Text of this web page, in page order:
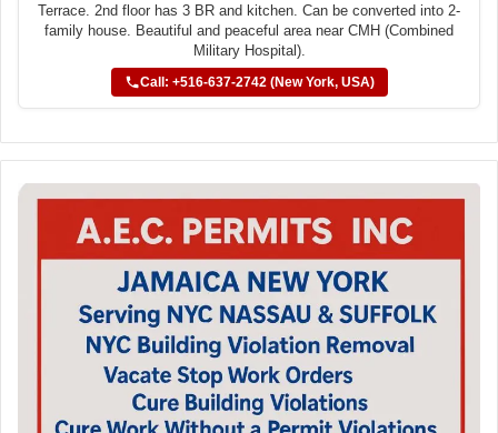
Terrace. 2nd floor has 3 BR and kitchen. Can be converted into 2-
family house. Beautiful and peaceful area near CMH (Combined
Military Hospital).
Call: +516-637-2742 (New York, USA)